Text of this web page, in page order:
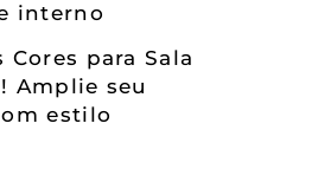
interno
Cores para Sala
Amplie seu
estilo